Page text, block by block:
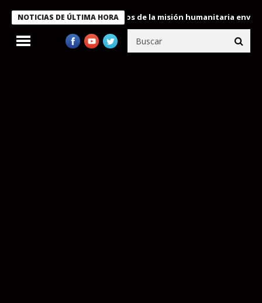
NOTICIAS DE ÚLTIMA HORA
condecora a miembros de la misión humanitaria enviada a